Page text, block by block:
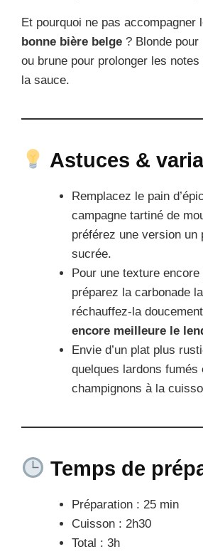
Et pourquoi ne pas accompagner
bonne bière belge ? Blonde
ou brune pour prolonger les
la sauce.
Astuces &
Remplacez le pain
campagne tartiné de
préférez une version un
sucrée.
Pour une texture
préparez la carbonade
réchauffez-la
encore meilleure le
Envie d’un plat plus
quelques lardons fumés
champignons à la
Temps de
Préparation : 25 min
Cuisson : 2h30
Total : 3h